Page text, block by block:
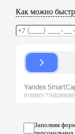
Как можно
Заполняя